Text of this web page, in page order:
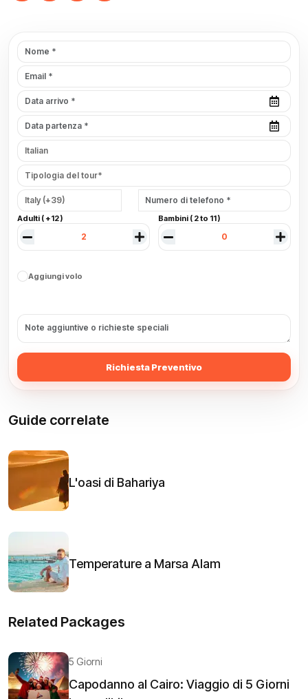
Adulti ( +12 ) Bambini ( 2 to 11 )
Aggiungi volo
Richiesta Preventivo
Guide correlate
L'oasi di Bahariya
Temperature a Marsa Alam
Related Packages
5 Giorni
Capodanno al Cairo: Viaggio di 5 Giorni